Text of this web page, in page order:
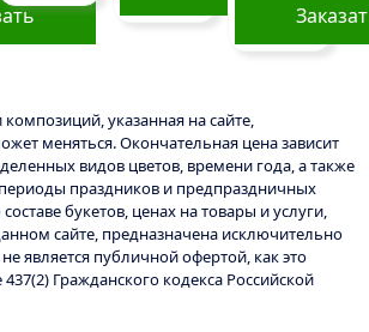
указанная на сайте,
меняться. Окончательная цена зависит
видов цветов, времени года, а также
праздников и предпраздничных
букетов, ценах на товары и услуги,
сайте, предназначена исключительно
является публичной офертой, как это
Гражданского кодекса Российской